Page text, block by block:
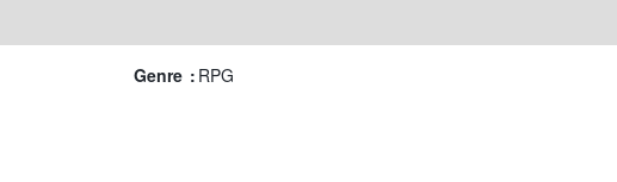
Genre : RPG